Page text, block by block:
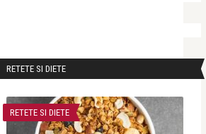
RETETE SI DIETE
RETETE SI DIETE